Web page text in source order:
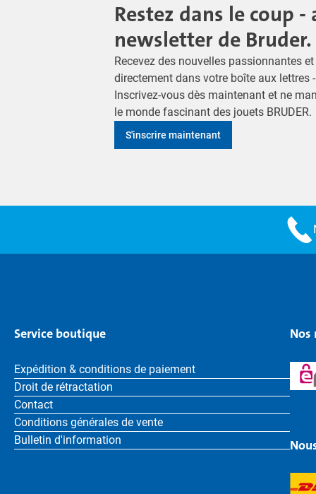
Restez dans le coup -
newsletter de Bruder.
Recevez des nouvelles passionnantes
directement dans votre boîte aux lettres
Inscrivez-vous dès maintenant et ne
le monde fascinant des jouets BRUDER.
S'inscrire maintenant
Service boutique
Expédition & conditions de paiement
Droit de rétractation
Contact
Conditions générales de vente
Bulletin d'information
Nos